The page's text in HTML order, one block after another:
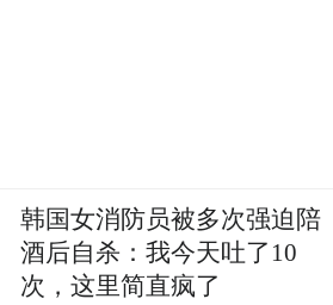
韩国女消防员被多次强迫陪
酒后自杀：我今天吐了10
次，这里简直疯了